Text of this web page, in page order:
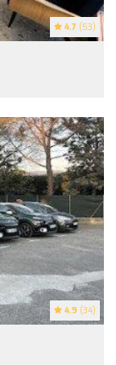
4.7 (53)
4.9 (34)